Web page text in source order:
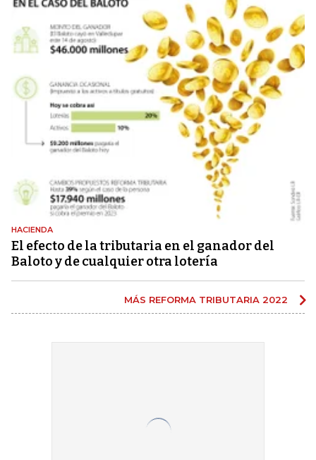
HACIENDA
El efecto de la tributaria en el ganador del
Baloto y de cualquier otra lotería
MÁS REFORMA TRIBUTARIA 2022